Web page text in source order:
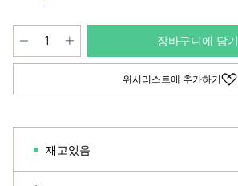
장바구니에 담기
위시리스트에 추가하기
재고있음